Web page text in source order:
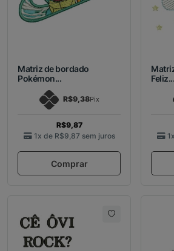
Matriz de bordado
Pokémon...
R$9,38Pix
R$9,87
1x de R$9,87 sem juros
Comprar
Feliz...